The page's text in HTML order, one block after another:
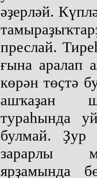
әҙерләй.
преслай.
ғына аралап
көрән төҫтә
ашҡаҙан
тураһында
булмай. Ҙур
зарарлы
ярҙамында